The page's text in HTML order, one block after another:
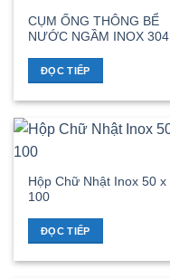
CỤM ỐNG THÔNG BỂ
NƯỚC NGẦM INOX 304
ĐỌC TIẾP
Hộp Chữ Nhật Inox 50 x
100
ĐỌC TIẾP